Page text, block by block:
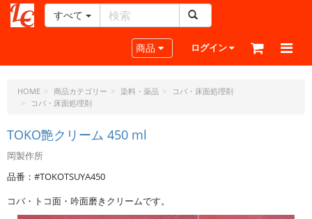
ー
ラ
フ
ド
ッ
ト・
ジ
ェ
ー
すべて
Toggle navigation
商品 ログイン
HOME 商品カテゴリー 染料・薬品
コバ・床面処理剤
コバ・床面処理剤
TOKO艶クリーム 450 ml
岡製作所
品番：#TOKOTSUYA450
コバ・トコ面・吟面磨きクリームです。